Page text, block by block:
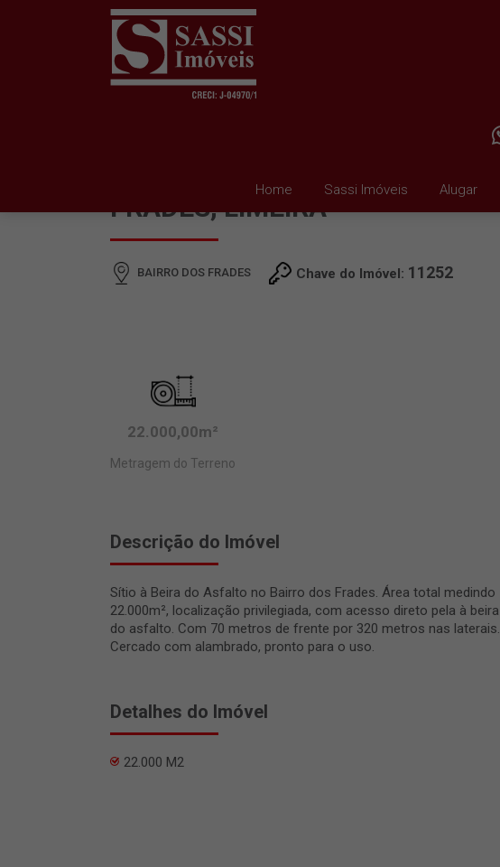
Home Sassi Imóveis Alugar
FRADES, LIMEIRA
BAIRRO DOS FRADES Chave do Imóvel: 11252
22.000,00m²
Metragem do Terreno
Descrição do Imóvel
Sítio à Beira do Asfalto no Bairro dos Frades. Área total medindo
22.000m², localização privilegiada, com acesso direto pela à beira
do asfalto. Com 70 metros de frente por 320 metros nas laterais.
Cercado com alambrado, pronto para o uso.
Detalhes do Imóvel
22.000 M2